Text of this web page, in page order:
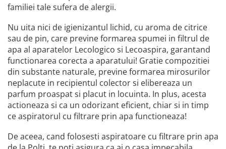
familiei tale sufera de alergii.
Nu uita nici de igienizantul lichid, cu aroma de citrice
sau de pin, care previne formarea spumei in filtrul de
apa al aparatelor Lecologico si Lecoaspira, garantand
functionarea corecta a aparatului! Gratie compozitiei
din substante naturale, previne formarea mirosurilor
neplacute in recipientul colector si elibereaza un
parfum proaspat si placut in locuinta. In plus, acesta
actioneaza si ca un odorizant eficient, chiar si in timp
ce aspiratorul cu filtrare prin apa functioneaza!
De aceea, cand folosesti aspiratoare cu filtrare prin apa